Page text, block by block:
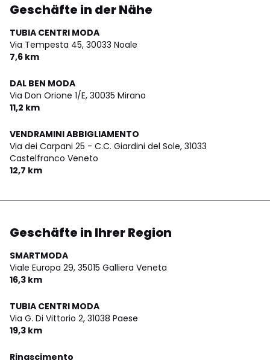
Geschäfte in der Nähe
TUBIA CENTRI MODA
Via Tempesta 45, 30033 Noale
7,6 km
DAL BEN MODA
Via Don Orione 1/E, 30035 Mirano
11,2 km
VENDRAMINI ABBIGLIAMENTO
Via dei Carpani 25 - C.C. Giardini del Sole, 31033
Castelfranco Veneto
12,7 km
Geschäfte in Ihrer Region
SMARTMODA
Viale Europa 29, 35015 Galliera Veneta
16,3 km
TUBIA CENTRI MODA
Via G. Di Vittorio 2, 31038 Paese
19,3 km
Rinascimento